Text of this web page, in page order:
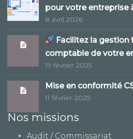
pour votre entreprise
8 avril 2026
Facilitez la gestion
comptable de votre
19 février 2025
Mise en conformité
11 février 2025
Nos missions
Audit / Commissariat